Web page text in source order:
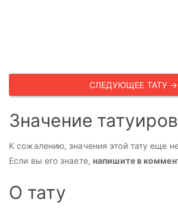
СЛЕДУЮЩЕЕ ТАТУ →
Значение
К сожалению, значения этой тату еще
Если вы его знаете, напишите в
О тату